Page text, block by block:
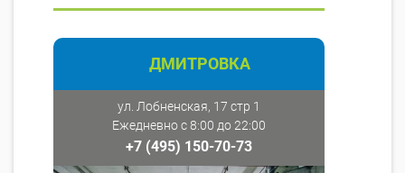
ДМИТРОВКА
ул. Лобненская, 17 стр 1
Ежедневно с 8:00 до 22:00
+7 (495) 150-70-73